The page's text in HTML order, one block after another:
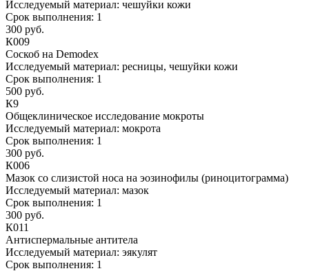
Исследуемый материал: чешуйки кожи
Срок выполнения: 1
300 руб.
К009
Соскоб на Demodex
Исследуемый материал: ресницы, чешуйки кожи
Срок выполнения: 1
500 руб.
К9
Общеклиническое исследование мокроты
Исследуемый материал: мокрота
Срок выполнения: 1
300 руб.
К006
Мазок со слизистой носа на эозинофилы (риноцитограмма)
Исследуемый материал: мазок
Срок выполнения: 1
300 руб.
К011
Антиспермальные антитела
Исследуемый материал: эякулят
Срок выполнения: 1